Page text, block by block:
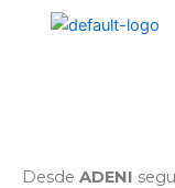
Desde ADENI